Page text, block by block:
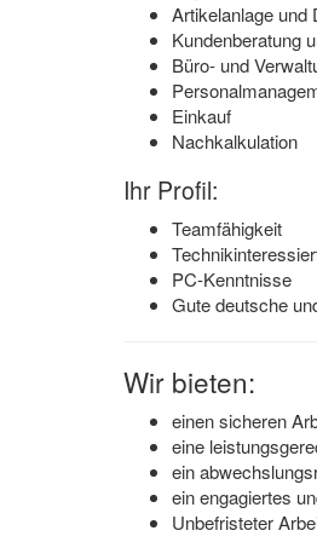
Artikelanlage und
Kundenberatung
Büro- und
Einkauf
Nachkalkulation
Ihr Profil:
Teamfähigkeit
PC-Kenntnisse
Gute deutsche
Wir bieten:
einen sicheren
eine
ein
ein engagiertes
Unbefristeter